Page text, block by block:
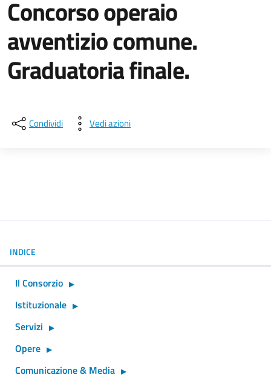
Concorso operaio
avventizio comune.
Graduatoria finale.
Condividi Vedi azioni
INDICE
Il Consorzio
Istituzionale
Servizi
Opere
Comunicazione & Media